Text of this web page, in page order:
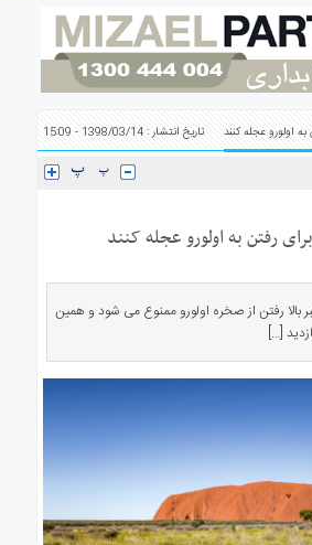
اولورو عجله کنند تاریخ انتشار : 1398/03/14 - 15:09
رفتن به اولورو عجله کنند
بالا رفتن از صخره اولورو ممنوع می شود و همین
[…]